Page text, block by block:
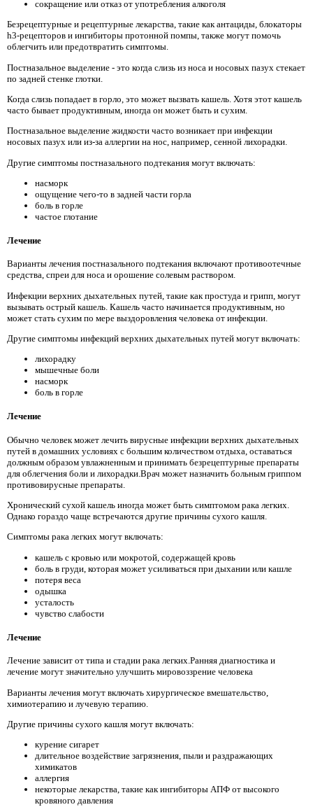
сокращение или отказ от употребления алкоголя
Безрецептурные и рецептурные лекарства, такие как антациды, блокаторы
h3-рецепторов и ингибиторы протонной помпы, также могут помочь
облегчить или предотвратить симптомы.
Постназальное выделение - это когда слизь из носа и носовых пазух стекает
по задней стенке глотки.
Когда слизь попадает в горло, это может вызвать кашель. Хотя этот кашель
часто бывает продуктивным, иногда он может быть и сухим.
Постназальное выделение жидкости часто возникает при инфекции
носовых пазух или из-за аллергии на нос, например, сенной лихорадки.
Другие симптомы постназального подтекания могут включать:
насморк
ощущение чего-то в задней части горла
боль в горле
частое глотание
Лечение
Варианты лечения постназального подтекания включают противоотечные
средства, спреи для носа и орошение солевым раствором.
Инфекции верхних дыхательных путей, такие как простуда и грипп, могут
вызывать острый кашель. Кашель часто начинается продуктивным, но
может стать сухим по мере выздоровления человека от инфекции.
Другие симптомы инфекций верхних дыхательных путей могут включать:
лихорадку
мышечные боли
насморк
боль в горле
Лечение
Обычно человек может лечить вирусные инфекции верхних дыхательных
путей в домашних условиях с большим количеством отдыха, оставаться
должным образом увлажненным и принимать безрецептурные препараты
для облегчения боли и лихорадки.Врач может назначить больным гриппом
противовирусные препараты.
Хронический сухой кашель иногда может быть симптомом рака легких.
Однако гораздо чаще встречаются другие причины сухого кашля.
Симптомы рака легких могут включать:
кашель с кровью или мокротой, содержащей кровь
боль в груди, которая может усиливаться при дыхании или кашле
потеря веса
одышка
усталость
чувство слабости
Лечение
Лечение зависит от типа и стадии рака легких.Ранняя диагностика и
лечение могут значительно улучшить мировоззрение человека
Варианты лечения могут включать хирургическое вмешательство,
химиотерапию и лучевую терапию.
Другие причины сухого кашля могут включать:
курение сигарет
длительное воздействие загрязнения, пыли и раздражающих
химикатов
аллергия
некоторые лекарства, такие как ингибиторы АПФ от высокого
кровяного давления